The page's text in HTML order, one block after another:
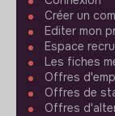
Créer un
Editer mon
Espace
Les fiches
Offres
Offres de
Offres